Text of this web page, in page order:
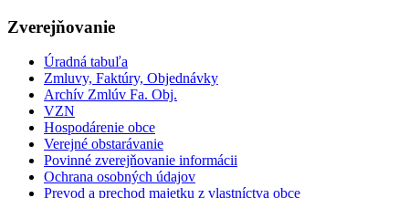
Zverejňovanie
Úradná tabuľa
Zmluvy, Faktúry, Objednávky
Archív Zmlúv Fa. Obj.
VZN
Hospodárenie obce
Verejné obstarávanie
Povinné zverejňovanie informácii
Ochrana osobných údajov
Prevod a prechod majetku z vlastníctva obce